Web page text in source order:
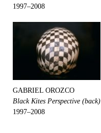
1997–2008
GABRIEL OROZCO
Black Kites Perspective (back)
1997–2008